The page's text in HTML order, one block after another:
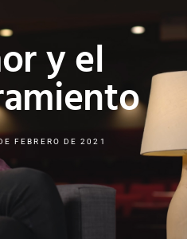
y el
FEBRERO DE 2021